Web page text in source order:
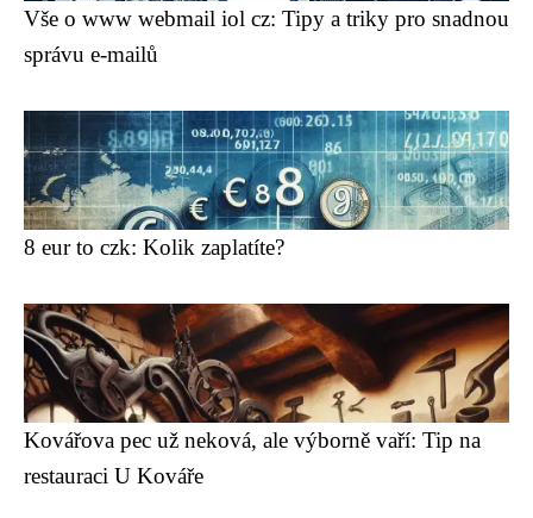
Vše o www webmail iol cz: Tipy a triky pro snadnou
správu e-mailů
8 eur to czk: Kolik zaplatíte?
Kovářova pec už neková, ale výborně vaří: Tip na
restauraci U Kováře